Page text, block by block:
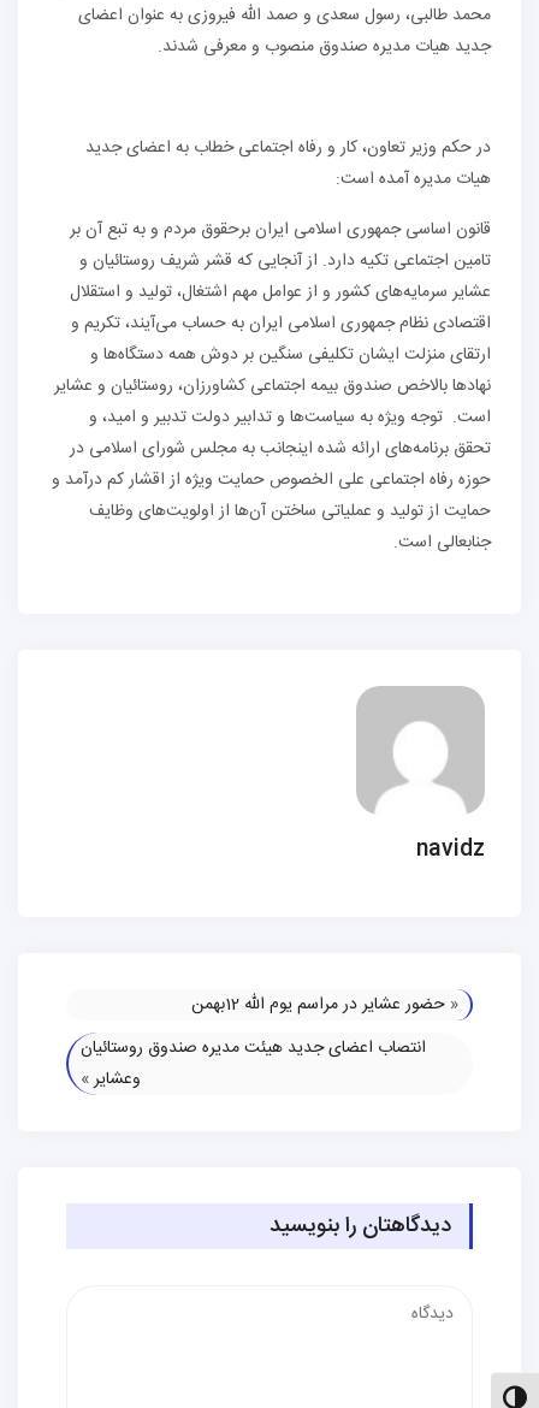
محمد طالبی، رسول سعدی و صمد الله فیروزی به عنوان اعضای
جدید هیات مدیره صندوق منصوب و معرفی شدند.
در حکم وزیر تعاون، کار و رفاه اجتماعی خطاب به اعضای جدید
هیات مدیره آمده است:
قانون اساسی جمهوری اسلامی ایران برحقوق مردم و به تبع آن بر
تامین اجتماعی تکیه دارد. از آنجایی که قشر شریف روستائیان و
عشایر سرمایه‌های کشور و از عوامل مهم اشتغال، تولید و استقلال
اقتصادی نظام جمهوری اسلامی ایران به حساب می‌آیند، تکریم و
ارتقای منزلت ایشان تکلیفی سنگین بر دوش همه دستگاه‌ها و
نهاد‌ها بالاخص صندوق بیمه اجتماعی کشاورزان، روستائیان و عشایر
است. توجه ویژه به سیاست‌ها و تدابیر دولت تدبیر و امید، و
تحقق برنامه‌های ارائه شده اینجانب به مجلس شورای اسلامی در
حوزه رفاه اجتماعی علی الخصوص حمایت ویژه از اقشار کم درآمد و
حمایت از تولید و عملیاتی ساختن آن‌ها از اولویت‌های وظایف
جنابعالی است.
navidz
« حضور عشایر در مراسم یوم الله 12بهمن
انتصاب اعضای جدید هیئت مدیره صندوق روستائیان
وعشایر»
دیدگاهتان را بنویسید